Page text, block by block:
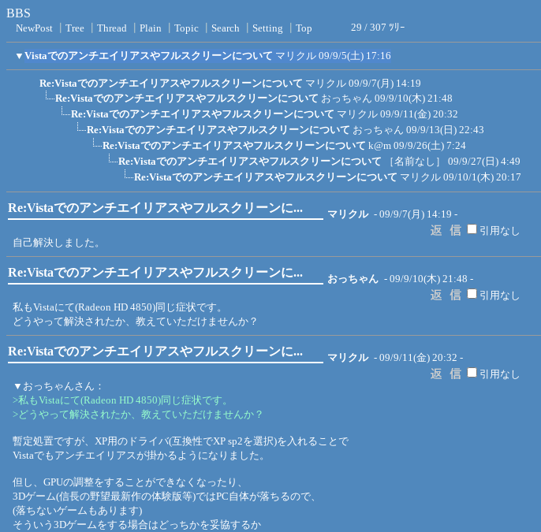
BBS
NewPost Tree Thread Plain Topic Search Setting Top 29 / 307 ﾂﾘｰ
▼ Vistaでのアンチエイリアスやフルスクリーンについて マリクル 09/9/5(土) 17:16
Re:Vistaでのアンチエイリアスやフルスクリーンについて マリクル 09/9/7(月) 14:19
Re:Vistaでのアンチエイリアスやフルスクリーンについて おっちゃん 09/9/10(木) 21:48
Re:Vistaでのアンチエイリアスやフルスクリーンについて マリクル 09/9/11(金) 20:32
Re:Vistaでのアンチエイリアスやフルスクリーンについて おっちゃん 09/9/13(日) 22:43
Re:Vistaでのアンチエイリアスやフルスクリーンについて k@m 09/9/26(土) 7:24
Re:Vistaでのアンチエイリアスやフルスクリーンについて
［名前なし］
09/9/27(日) 4:49
Re:Vistaでのアンチエイリアスやフルスクリーンについて マリクル 09/10/1(木) 20:17
Re:Vistaでのアンチエイリアスやフルスクリーンに... マリクル - 09/9/7(月) 14:19 -
自己解決しました。
引用なし
Re:Vistaでのアンチエイリアスやフルスクリーンに... おっちゃん - 09/9/10(木) 21:48 -
私もVistaにて(Radeon HD 4850)同じ症状です。
どうやって解決されたか、教えていただけませんか？
引用なし
Re:Vistaでのアンチエイリアスやフルスクリーンに... マリクル - 09/9/11(金) 20:32 -
▼おっちゃんさん：
>私もVistaにて(Radeon HD 4850)同じ症状です。
>どうやって解決されたか、教えていただけませんか？
暫定処置ですが、XP用のドライバ(互換性でXP sp2を選択)を入れることで
Vistaでもアンチエイリアスが掛かるようになりました。
但し、GPUの調整をすることができなくなったり、
3Dゲーム(信長の野望最新作の体験版等)ではPC自体が落ちるので、
(落ちないゲームもあります)
そういう3Dゲームをする場合はどっちかを妥協するか
引用なし